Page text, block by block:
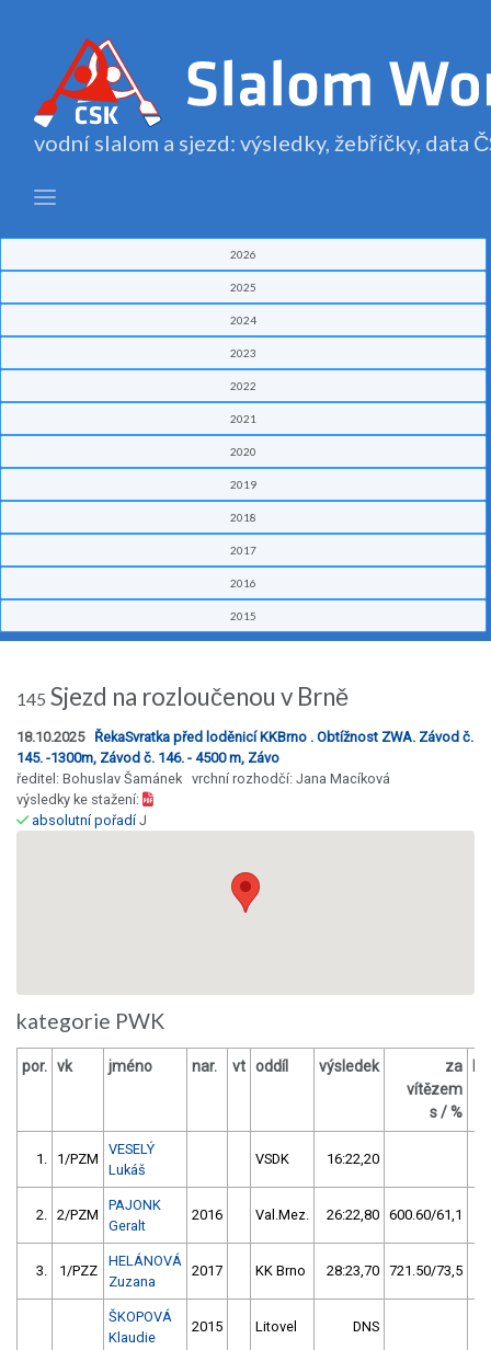
vodní slalom a sjezd: výsledky, žebříčky, data
2026
2025
2024
2023
2022
2021
2020
2019
2018
2017
2016
2015
145 Sjezd na rozloučenou v Brně
18.10.2025 ŘekaSvratka před loděnicí KKBrno . Obtížnost ZWA. Závod č.
145. -1300m, Závod č. 146. - 4500 m, Závo
ředitel: Bohuslav Šamánek vrchní rozhodčí: Jana Macíková
výsledky ke stažení:
absolutní pořadíJ
kategorie PWK
por. vk jméno nar. vt oddíl výsledek
za
vítězem
s / %
1. 1/PZM
VESELÝ
Lukáš
VSDK 16:22,20
2. 2/PZM
PAJONK
Geralt
2016 Val.Mez. 26:22,80 600.60/61,1
3. 1/PZZ
HELÁNOVÁ
Zuzana
2017 KK Brno 28:23,70 721.50/73,5
ŠKOPOVÁ
Klaudie
2015 Litovel DNS